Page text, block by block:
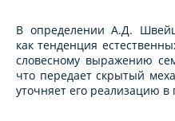
В определении А.Д.
как тенденция
словесному выражению
что передает скрытый
уточняет его реализацию в